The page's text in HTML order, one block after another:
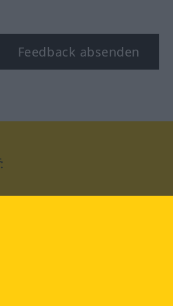
Feedback absenden